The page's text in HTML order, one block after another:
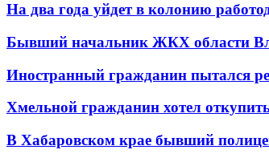
На два года уйдет в колонию
Бывший начальник ЖКХ области
Иностранный гражданин пытался
Хмельной гражданин хотел
В Хабаровском крае бывший